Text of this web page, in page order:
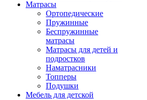
Матраcы
Ортопедические
Пружинные
Беспружинные
матрасы
Матрасы для детей и
подростков
Наматрасники
Топперы
Подушки
Мебель для детской